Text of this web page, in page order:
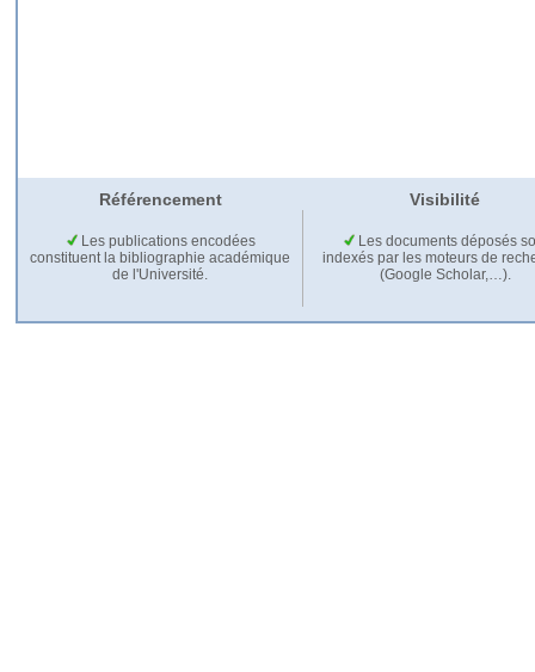
Référencement Visibilité
Les publications encodées
constituent la bibliographie académique
de l'Université.
Les documents déposés
indexés par les moteurs de
(Google Scholar,…).